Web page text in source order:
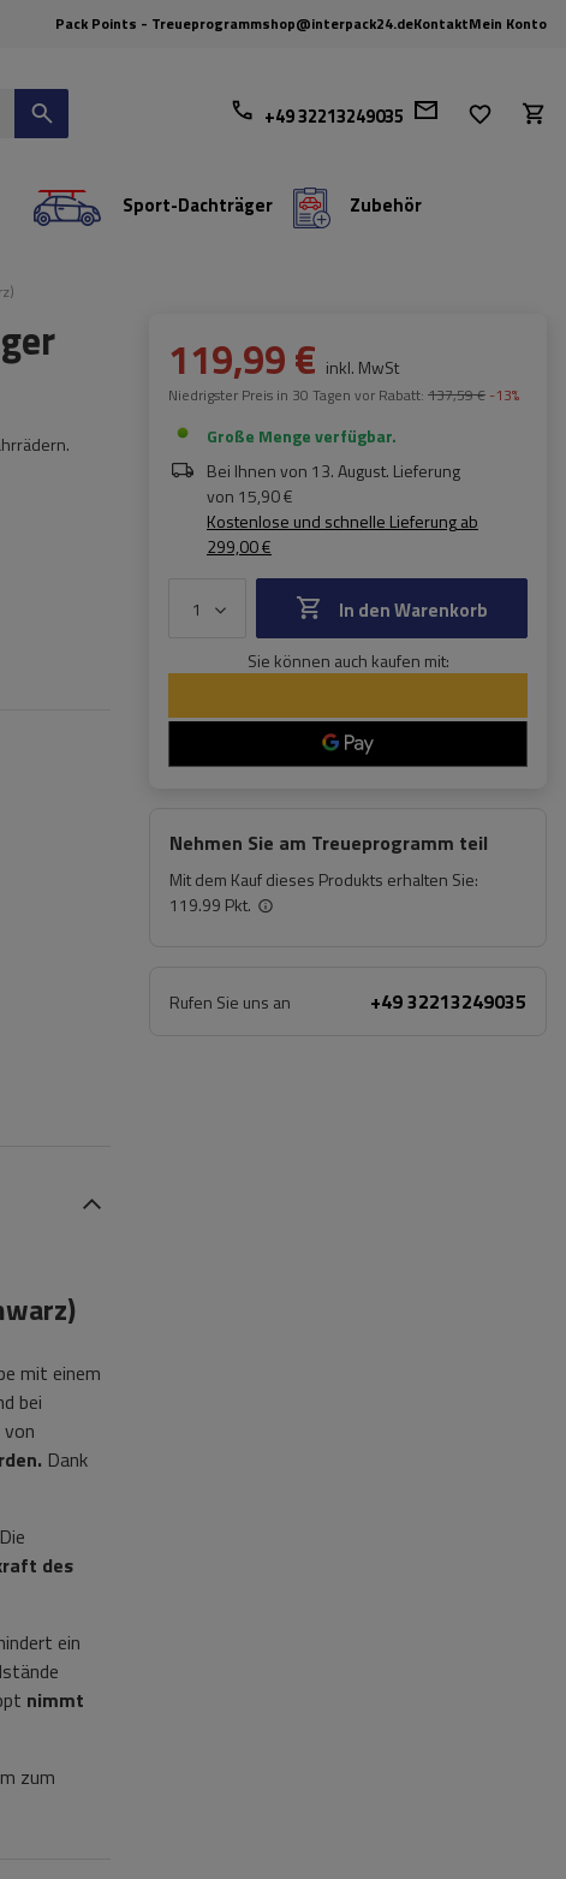
Pack Points - Treueprogrammshop@interpack24.deKontaktMein Konto
+49 32213249035
Sport-Dachträger Zubehör
119,99 € inkl. MwSt
Niedrigster Preis in 30 Tagen vor Rabatt: 137,59 € -13%
Große Menge verfügbar
Bei Ihnen von 13. August. Lieferung
von 15,90 €
Kostenlose und schnelle Lieferungab
299,00 €
In den Warenkorb
Sie können auch kaufen mit:
Nehmen Sie am Treueprogramm teil
Mit dem Kauf dieses Produkts erhalten Sie:
119.99 Pkt.
Rufen Sie uns an +49 32213249035
mit einem
bei
Dank
des
ein
nimmt
zum